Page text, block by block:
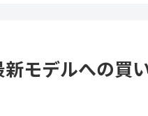
モデルへの買